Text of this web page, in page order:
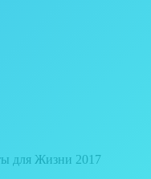
для Жизни 2017